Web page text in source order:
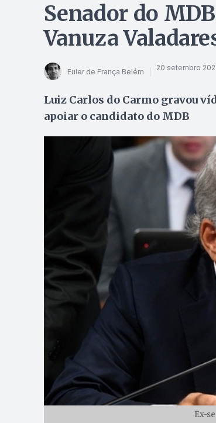
Senador do
Vanuza
Euler de França Belém 20 setembro
Luiz Carlos do Carmo gravou
apoiar o candidato do MDB
Ex-